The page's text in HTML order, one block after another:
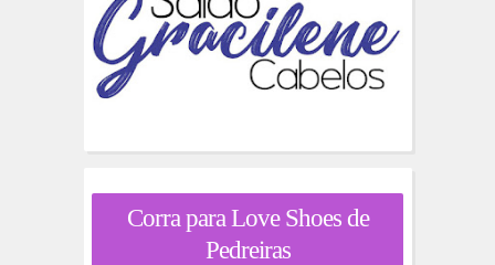
Corra para Love Shoes de
Pedreiras